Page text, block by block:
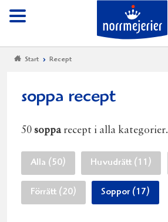
Meny
Start Recept
soppa recept
50 soppa recept i alla kategorier.
Alla (50) Huvudrätt (11)
Förrätt (20) Soppor (17)